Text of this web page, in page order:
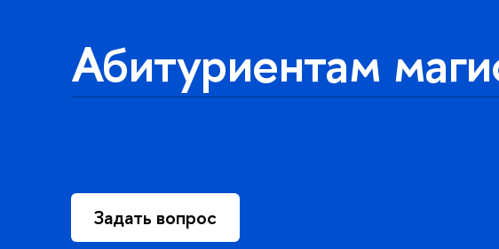
Абитуриентам
Задать вопрос